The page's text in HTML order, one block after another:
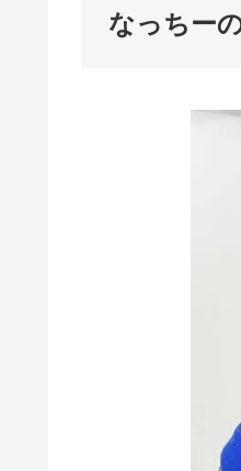
なっちー